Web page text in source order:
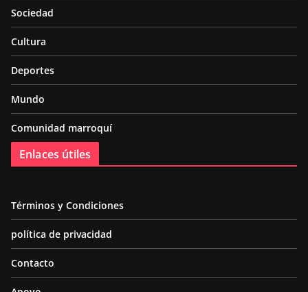
Sociedad
Cultura
Deportes
Mundo
Comunidad marroquí
Enlaces útiles
Términos y Condiciones
política de privacidad
Contacto